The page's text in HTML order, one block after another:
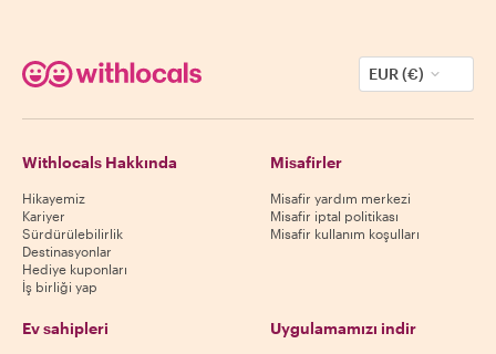
EUR (€)
Withlocals Hakkında
Hikayemiz
Kariyer
Sürdürülebilirlik
Destinasyonlar
Hediye kuponları
İş birliği yap
Misafirler
Misafir yardım merkezi
Misafir iptal politikası
Misafir kullanım koşulları
Ev sahipleri Uygulamamızı indir